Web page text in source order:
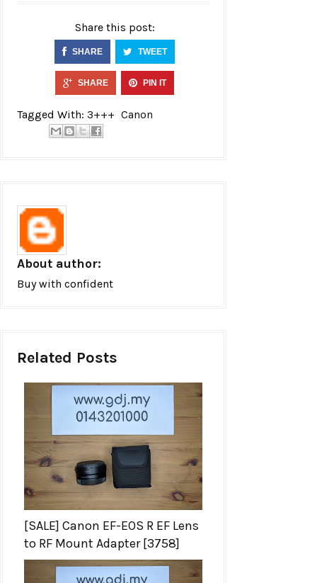
Share this post:
SHARE TWEET
SHARE PIN IT
Tagged With: 3+++ Canon
About author:
Buy with confident
Related Posts
[SALE] Canon EF-EOS R EF Lens
to RF Mount Adapter [3758]